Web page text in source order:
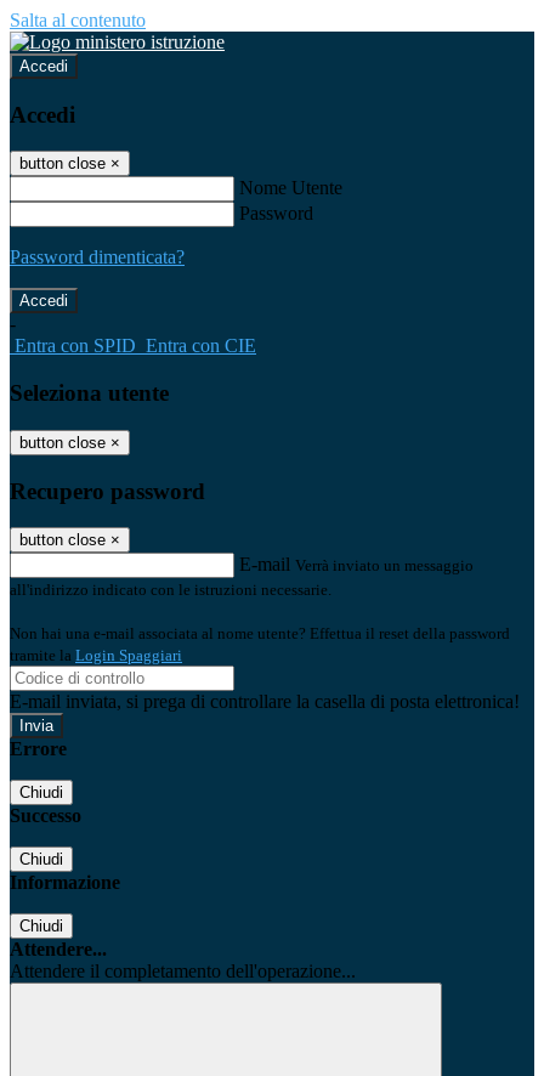
Salta al contenuto
Accedi
Accedi
button close ×
Nome Utente
Password
Password dimenticata?
-
Entra con SPID Entra con CIE
Seleziona utente
button close ×
Recupero password
button close ×
E-mail Verrà inviato un messaggio
all'indirizzo indicato con le istruzioni necessarie.
Non hai una e-mail associata al nome utente? Effettua il reset della password
tramite la Login Spaggiari
E-mail inviata, si prega di controllare la casella di posta elettronica!
Errore
Chiudi
Successo
Chiudi
Informazione
Chiudi
Attendere...
Attendere il completamento dell'operazione...